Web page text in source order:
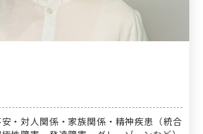
・対人関係・家族関係・精神疾患（統合